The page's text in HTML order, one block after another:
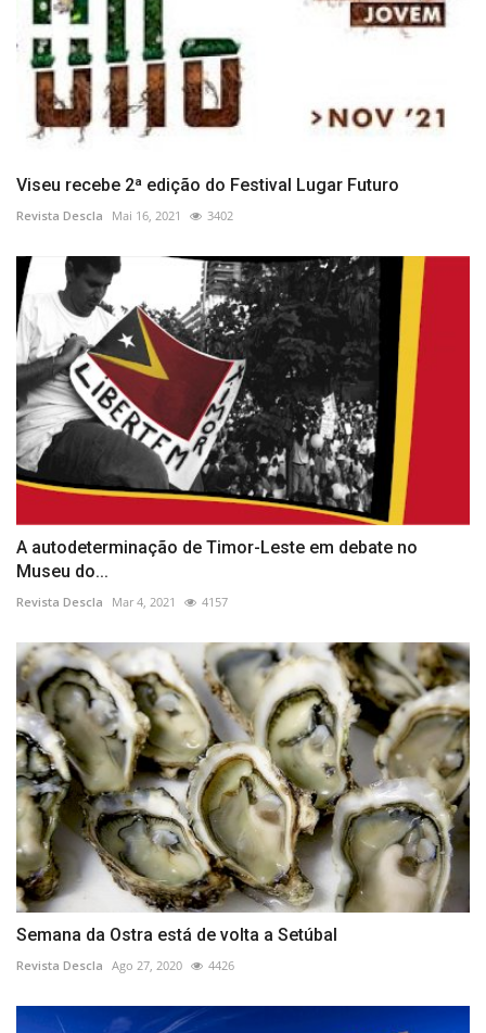
Viseu recebe 2ª edição do Festival Lugar Futuro
Revista Descla Mai 16, 2021 3402
A autodeterminação de Timor-Leste em debate no
Museu do...
Revista Descla Mar 4, 2021 4157
Semana da Ostra está de volta a Setúbal
Revista Descla Ago 27, 2020 4426